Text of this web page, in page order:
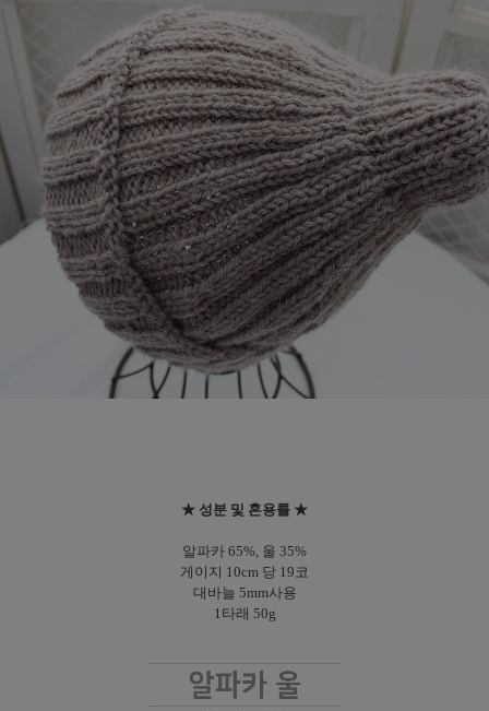
★ 성분 및 혼용률 ★
알파카 65%, 울 35%
게이지 10cm 당 19코
대바늘 5mm사용
1타래 50g